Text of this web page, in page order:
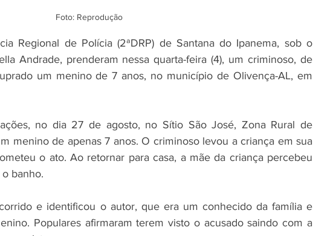
Foto: Reprodução
Regional de Polícia (2ªDRP) de Santana do Ipanema, sob o
Andrade, prenderam nessa quarta-feira (4), um criminoso, de
um menino de 7 anos, no município de Olivença-AL, em
no dia 27 de agosto, no Sítio São José, Zona Rural de
menino de apenas 7 anos. O criminoso levou a criança em sua
o ato. Ao retornar para casa, a mãe da criança percebeu
banho.
e identificou o autor, que era um conhecido da família e
Populares afirmaram terem visto o acusado saindo com a